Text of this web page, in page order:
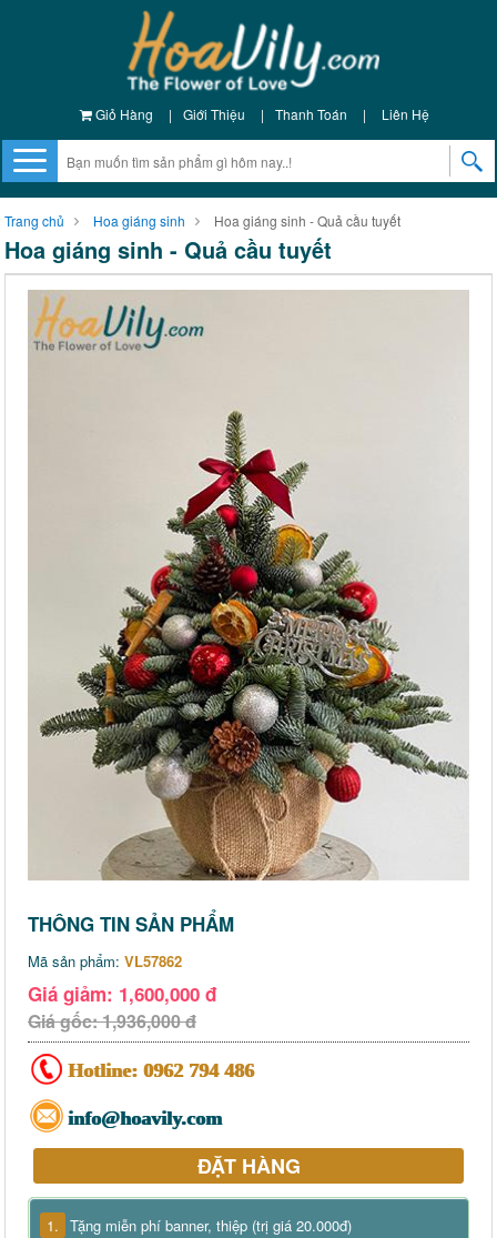
Giỏ Hàng | Giới Thiệu | Thanh Toán | Liên Hệ
Trang chủ Hoa giáng sinh Hoa giáng sinh - Quả cầu tuyết
Hoa giáng sinh - Quả cầu tuyết
THÔNG TIN SẢN PHẨM
Mã sản phẩm: VL57862
Giá giảm: 1,600,000 đ
Giá gốc: 1,936,000 đ
Hotline: 0962 794 486
info@hoavily.com
ĐẶT HÀNG
1. Tặng miễn phí banner, thiệp (trị giá 20.000đ)